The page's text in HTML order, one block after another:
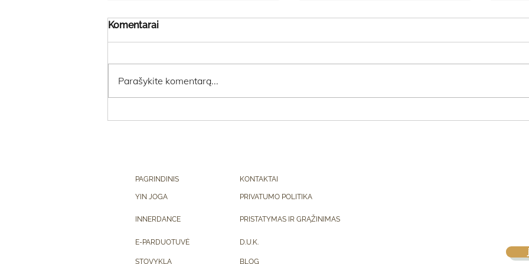
Kurį YIN pasirinkti?
Komentarai
Parašykite komentarą...
PAGRINDINIS
YIN JOGA
INNERDANCE
E-PARDUOTUVĖ
STOVYKLA
KONTAKTAI
PRIVATUMO POLITIKA
PRISTATYMAS IR GRĄŽINIMAS
D.U.K.
BLOG